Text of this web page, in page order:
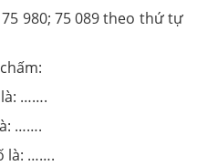
980; 75 089 theo thứ tự
…….
…….
là: …….